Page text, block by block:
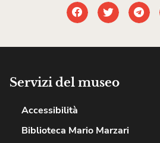
Servizi del museo
Accessibilità
Biblioteca Mario Marzari